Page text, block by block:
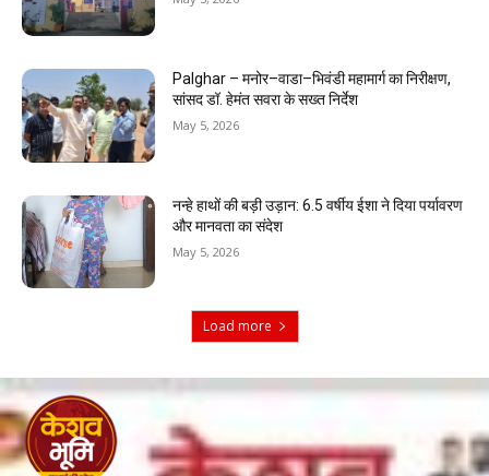
Palghar – मनोर–वाडा–भिवंडी महामार्ग का निरीक्षण,
सांसद डॉ. हेमंत सवरा के सख्त निर्देश
May 5, 2026
नन्हे हाथों की बड़ी उड़ान: 6.5 वर्षीय ईशा ने दिया पर्यावरण
और मानवता का संदेश
May 5, 2026
Load more